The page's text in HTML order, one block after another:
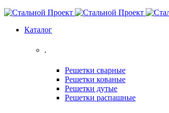
Каталог
.
Решетки сварные
Решетки кованые
Решетки дутые
Решетки распашные